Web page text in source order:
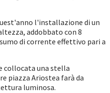
l'installazione di un
addobbato con 8
di corrente effettivo pari a
collocata una stella
piazza Ariostea farà da
luminosa.